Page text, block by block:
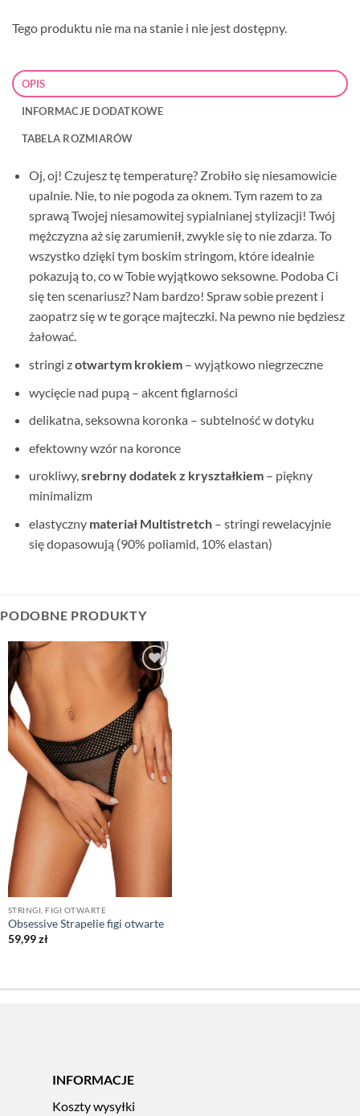
Tego produktu nie ma na stanie i nie jest dostępny.
OPIS
INFORMACJE DODATKOWE
TABELA ROZMIARÓW
Oj, oj! Czujesz tę temperaturę? Zrobiło się niesamowicie
upalnie. Nie, to nie pogoda za oknem. Tym razem to za
sprawą Twojej niesamowitej sypialnianej stylizacji! Twój
mężczyzna aż się zarumienił, zwykle się to nie zdarza. To
wszystko dzięki tym boskim stringom, które idealnie
pokazują to, co w Tobie wyjątkowo seksowne. Podoba Ci
się ten scenariusz? Nam bardzo! Spraw sobie prezent i
zaopatrz się w te gorące majteczki. Na pewno nie będziesz
żałować.
stringi zotwartym krokiem– wyjątkowo niegrzeczne
wycięcie nad pupą – akcent figlarności
delikatna, seksowna koronka – subtelność w dotyku
efektowny wzór na koronce
urokliwy,srebrny dodatek z kryształkiem– piękny
minimalizm
elastyczny materiał Multistretch– stringi rewelacyjnie
się dopasowują (90% poliamid, 10% elastan)
PODOBNE PRODUKTY
STRINGI, FIGI OTWARTE
Obsessive Strapelie figi otwarte
59,99zł
INFORMACJE
Koszty wysyłki